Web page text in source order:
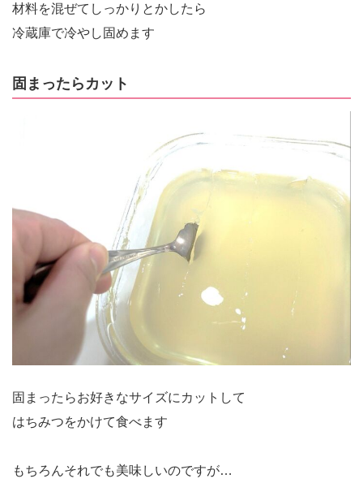
材料を混ぜてしっかりとかしたら
冷蔵庫で冷やし固めます
固まったらカット
固まったらお好きなサイズにカットして
はちみつをかけて食べます
もちろんそれでも美味しいのですが…